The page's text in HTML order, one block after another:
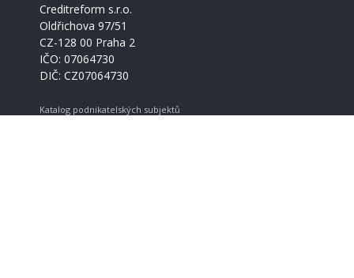
Creditreform s.r.o.
Oldřichova 97/51
CZ-128 00 Praha 2
IČO: 07064730
DIČ: CZ07064730
Katalog podnikatelských subjektů